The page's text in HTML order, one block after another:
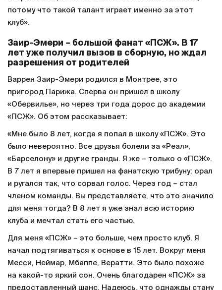
потому что такой талант играет именно за этот
клуб».
Заир-Эмери – большой фанат «ПСЖ». В 17
лет уже получил вызов в сборную, но ждал
разрешения от родителей
Варрен Заир-Эмери родился в Монтрее, это
пригород Парижа. Сперва он пришел в школу
«Обервилье», но через три года дорос до академии
«ПСЖ». Об этом рассказывает:
«Мне было 8 лет, когда я попал в школу «ПСЖ». Это
было невероятно. Все друзья болели за «Реал»,
«Барселону» и другие гранды. Я же – только о «ПСЖ».
В 7 лет я впервые пришел на фанатскую трибуну: орал
и ругался так, что сорвал голос. Через год – стал
членом команды. Вы представляете, что это значило
для меня тогда? В 8 лет я уже знал всю историю
клуба и мечтал стать его частью.
Для меня «ПСЖ» – это больше, чем просто клуб. Я
начал подтягиваться к основе в 15 лет. Вокруг меня
Месси, Неймар, Мбаппе, Вератти. Это было похоже
на какой-то яркий сон. Очень благодарен «ПСЖ» за
предоставленный шанс. Надеюсь, что однажды стану